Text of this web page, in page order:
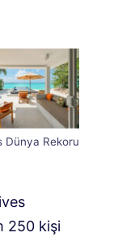
Dünya Rekoru
250 kişi